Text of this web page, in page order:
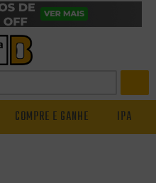
COMPRE E GANHE IPA